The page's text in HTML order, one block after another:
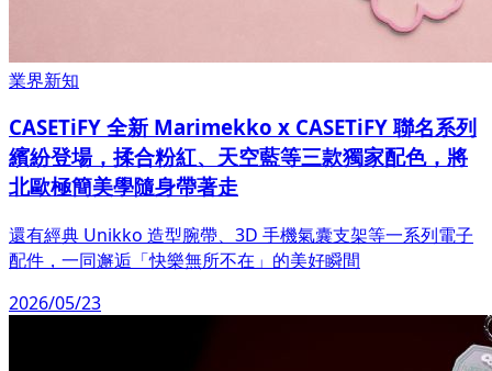
業界新知
CASETiFY 全新 Marimekko x CASETiFY 聯名系列
繽紛登場，揉合粉紅、天空藍等三款獨家配色，將
北歐極簡美學隨身帶著走
還有經典 Unikko 造型腕帶、3D 手機氣囊支架等一系列電子
配件，一同邂逅「快樂無所不在」的美好瞬間
2026/05/23